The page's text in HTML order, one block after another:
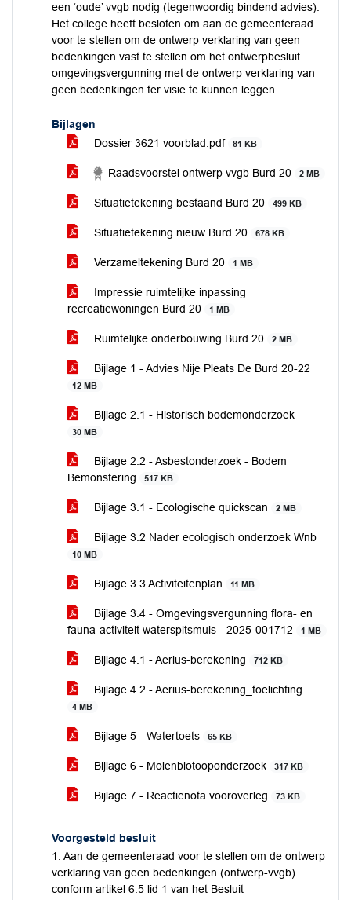
een ‘oude’ vvgb nodig (tegenwoordig bindend advies).
Het college heeft besloten om aan de gemeenteraad
voor te stellen om de ontwerp verklaring van geen
bedenkingen vast te stellen om het ontwerpbesluit
omgevingsvergunning met de ontwerp verklaring van
geen bedenkingen ter visie te kunnen leggen.
Bijlagen
Dossier 3621 voorblad.pdf
81 KB
Raadsvoorstel ontwerp vvgb Burd 20 2 MB
Situatietekening bestaand Burd 20 499 KB
Situatietekening nieuw Burd 20 678 KB
Verzameltekening Burd 20 1 MB
Impressie ruimtelijke inpassing
recreatiewoningen Burd 20
1 MB
Ruimtelijke onderbouwing Burd 20 2 MB
Bijlage 1 - Advies Nije Pleats De Burd 20-22
12 MB
Bijlage 2.1 - Historisch bodemonderzoek
30 MB
Bijlage 2.2 - Asbestonderzoek - Bodem
Bemonstering
517 KB
Bijlage 3.1 - Ecologische quickscan 2 MB
Bijlage 3.2 Nader ecologisch onderzoek Wnb
10 MB
Bijlage 3.3 Activiteitenplan 11 MB
Bijlage 3.4 - Omgevingsvergunning flora- en
fauna-activiteit waterspitsmuis - 2025-001712
1 MB
Bijlage 4.1 - Aerius-berekening 712 KB
Bijlage 4.2 - Aerius-berekening_toelichting
4 MB
Bijlage 5 - Watertoets 65 KB
Bijlage 6 - Molenbiotooponderzoek 317 KB
Bijlage 7 - Reactienota vooroverleg 73 KB
Voorgesteld besluit
1. Aan de gemeenteraad voor te stellen om de ontwerp
verklaring van geen bedenkingen (ontwerp-vvgb)
conform artikel 6.5 lid 1 van het Besluit